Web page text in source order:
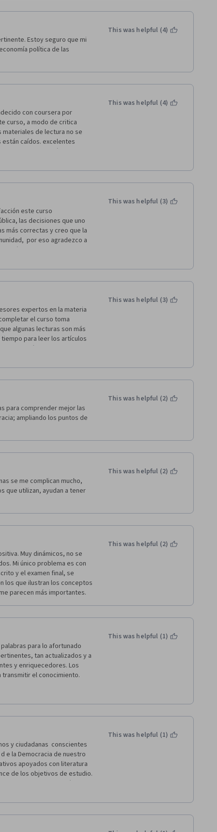
Estoy seguro que mi
política de las
This was helpful (4)
con coursera por
curso, a modo de critica
de lectura no se
están caídos. excelentes
me gustaría que el
en cuanto a las políticas
This was helpful (4)
este curso
las decisiones que uno
más correctas y creo que la
por eso agradezco a
Joan  Subirats,
al Instituto de Gobierno y
la verdad muy
estudiando más de
mil gracias a
This was helpful (3)
expertos en la materia
el curso toma
algunas lecturas son más
para leer los artículos
apoyo técnico, ya que
leí en los foros con mensajes
estrellas.
esperarse con la
de análisis de políticas
Igualmente el resto de
manejan los temas
This was helpful (3)
para comprender mejor las
ampliando los puntos de
This was helpful (2)
se me complican mucho,
que utilizan, ayudan a tener
This was helpful (2)
Muy dinámicos, no se
Mi único problema es con
y el examen final, se
los que ilustran los conceptos
parecen más importantes.
This was helpful (2)
para lo afortunado
tan actualizados y a
y enriquecedores. Los
el conocimiento.
pero la forma en que se
la coyuntura y
sumamente valioso, no solo
de sociedades
This was helpful (1)
y ciudadanas  conscientes
e la Democracia de nuestro
apoyados con literatura
de los objetivos de estudio.
con la motivación para
formación de ciudadanía. No
para llevar a cabo este
This was helpful (1)